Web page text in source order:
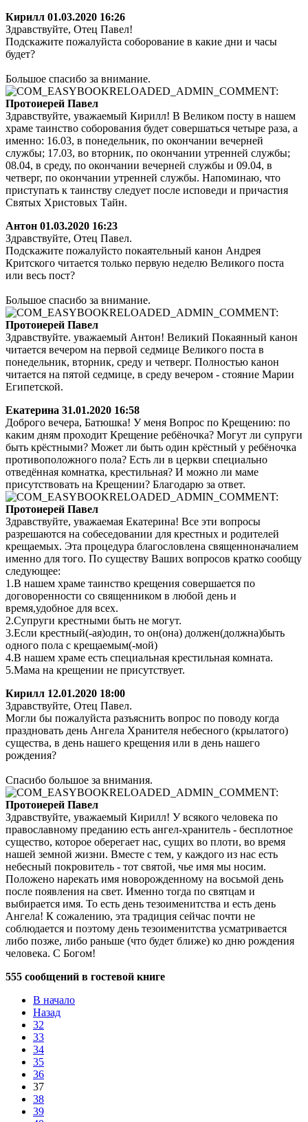
Кирилл 01.03.2020 16:26
Здравствуйте, Отец Павел!
Подскажите пожалуйста соборование в какие дни и часы
будет?
Большое спасибо за внимание.
Протоиерей Павел
Здравствуйте, уважаемый Кирилл! В Великом посту в нашем
храме таинство соборования будет совершаться четыре раза, а
именно: 16.03, в понедельник, по окончании вечерней
службы; 17.03, во вторник, по окончании утренней службы;
08.04, в среду, по окончании вечерней службы и 09.04, в
четверг, по окончании утренней службы. Напоминаю, что
приступать к таинству следует после исповеди и причастия
Святых Христовых Тайн.
Антон 01.03.2020 16:23
Здравствуйте, Отец Павел.
Подскажите пожалуйсто покаятельный канон Андрея
Критского читается только первую неделю Великого поста
или весь пост?
Большое спасибо за внимание.
Протоиерей Павел
Здравствуйте. уважаемый Антон! Великий Покаянный канон
читается вечером на первой седмице Великого поста в
понедельник, вторник, среду и четверг. Полностью канон
читается на пятой седмице, в среду вечером - стояние Марии
Египетской.
Екатерина 31.01.2020 16:58
Доброго вечера, Батюшка! У меня Вопрос по Крещению: по
каким дням проходит Крещение ребёночка? Могут ли супруги
быть крёстными? Может ли быть один крёстный у ребёночка
противоположного пола? Есть ли в церкви специально
отведённая комнатка, крестильная? И можно ли маме
присутствовать на Крещении? Благодарю за ответ.
Протоиерей Павел
Здравствуйте, уважаемая Екатерина! Все эти вопросы
разрешаются на собеседовании для крестных и родителей
крещаемых. Эта процедура благословлена священноначалием
именно для того. По существу Ваших вопросов кратко сообщу
следующее:
1.В нашем храме таинство крещения совершается по
договоренности со священником в любой день и
время,удобное для всех.
2.Супруги крестными быть не могут.
3.Если крестный(-ая)один, то он(она) должен(должна)быть
одного пола с крещаемым(-мой)
4.В нашем храме есть специальная крестильная комната.
5.Мама на крещении не присутствует.
Кирилл 12.01.2020 18:00
Здравствуйте, Отец Павел.
Могли бы пожалуйста разъяснить вопрос по поводу когда
праздновать день Ангела Хранителя небесного (крылатого)
существа, в день нашего крещения или в день нашего
рождения?
Спасибо большое за внимания.
Протоиерей Павел
Здравствуйте, уважаемый Кирилл! У всякого человека по
православному преданию есть ангел-хранитель - бесплотное
существо, которое оберегает нас, сущих во плоти, во время
нашей земной жизни. Вместе с тем, у каждого из нас есть
небесный покровитель - тот святой, чье имя мы носим.
Положено нарекать имя новорожденному на восьмой день
после появления на свет. Именно тогда по святцам и
выбирается имя. То есть день тезоименитства и есть день
Ангела! К сожалению, эта традиция сейчас почти не
соблюдается и поэтому день тезоименитства усматривается
либо позже, либо раньше (что будет ближе) ко дню рождения
человека. С Богом!
555 сообщений в гостевой книге
В начало
Назад
32
33
34
35
36
37
38
39